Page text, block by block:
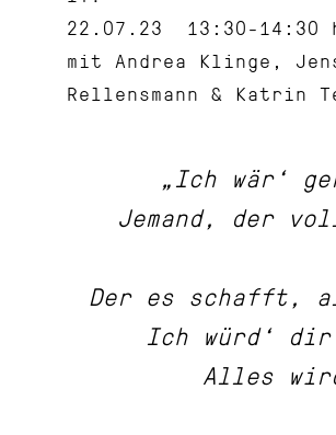
22.07.23 13:30-14:30
mit Andrea Klinge,
Rellensmann & Katrin
„Ich wär‘
Jemand, der
Der es schafft,
Ich würd‘
Alles